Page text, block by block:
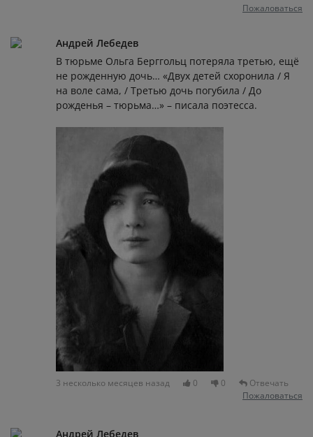
Пожаловаться
Андрей Лебедев
В тюрьме Ольга Берггольц потеряла третью, ещё
не рожденную дочь… «Двух детей схоронила / Я
на воле сама, / Третью дочь погубила / До
рожденья – тюрьма…» – писала поэтесса.
3 несколько месяцев назад 0 0
Отвечать
Пожаловаться
Андрей Лебедев